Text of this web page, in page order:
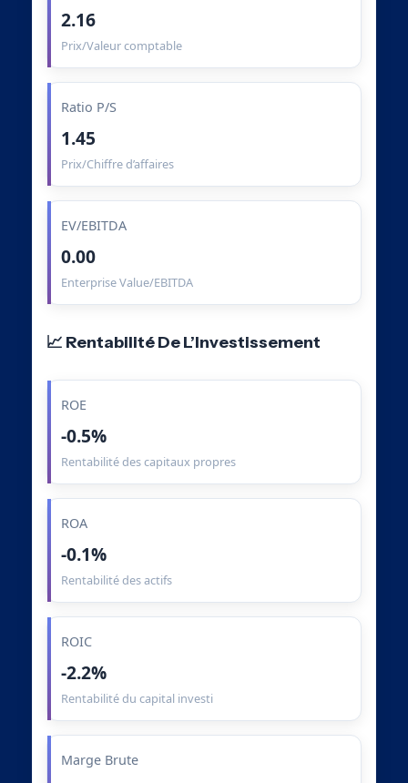
2.16
Prix/Valeur comptable
Ratio P/S
1.45
Prix/Chiffre d’affaires
EV/EBITDA
0.00
Enterprise Value/EBITDA
📈 Rentabilité De L’Investissement
ROE
-0.5%
Rentabilité des capitaux propres
ROA
-0.1%
Rentabilité des actifs
ROIC
-2.2%
Rentabilité du capital investi
Marge Brute